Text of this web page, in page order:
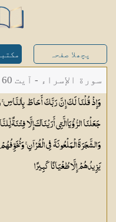
پچھلا صفحہ
سورة الإسراء - آیت 60
وَإِذْ قُلْنَا لَكَ إِنَّ رَبَّكَ أَحَاطَ بِالنَّاسِ
جَعَلْنَا الرُّؤْيَا الَّتِي أَرَيْنَاكَ إِلَّا فِتْنَةً
وَالشَّجَرَةَ الْمَلْعُونَةَ فِي الْقُرْآنِ ۚ وَنُخَوِّفُهُمْ
يَزِيدُهُمْ إِلَّا طُغْيَانًا كَبِيرًا